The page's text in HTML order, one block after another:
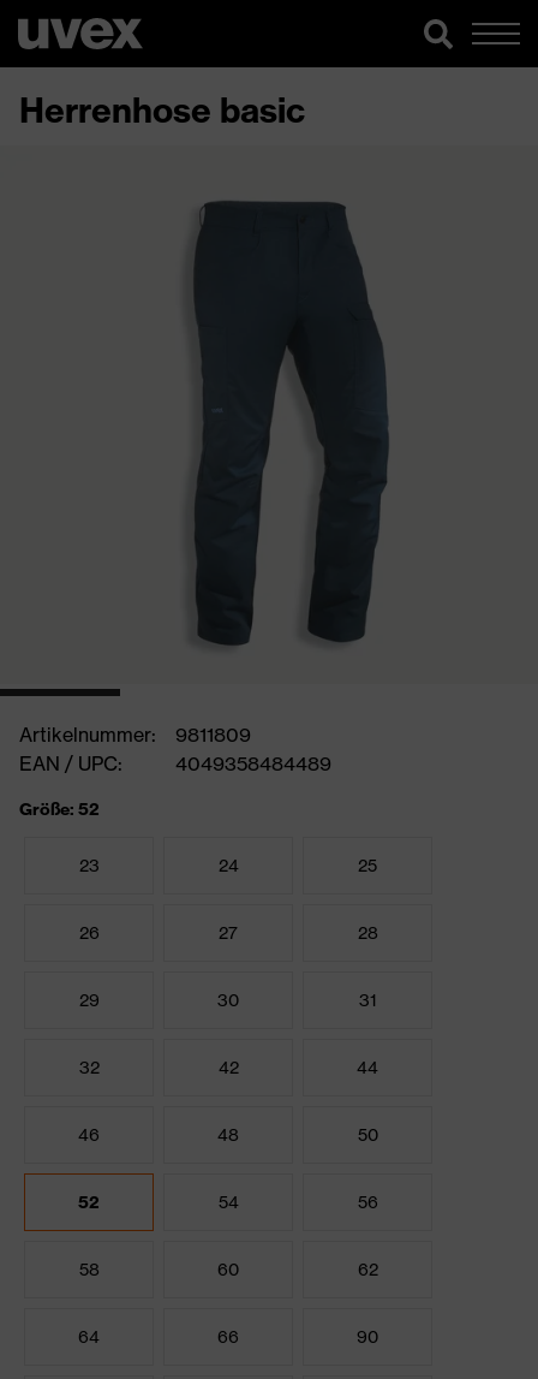
Herrenhose basic
Artikelnummer:
9811809
EAN / UPC:
4049358484489
Größe: 52
23 24 25
26 27 28
29 30 31
32 42 44
46 48 50
52 54 56
58 60 62
64 66 90